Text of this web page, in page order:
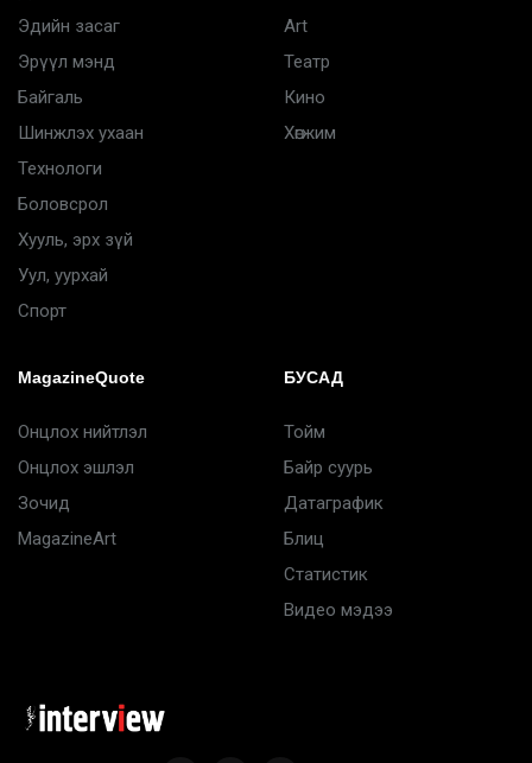
Эдийн засаг
Эрүүл мэнд
Байгаль
Шинжлэх ухаан
Технологи
Боловсрол
Хууль, эрх зүй
Уул, уурхай
Спорт
Art
Театр
Кино
Хөгжим
MagazineQuote
Онцлох нийтлэл
Онцлох эшлэл
Зочид
MagazineArt
БУСАД
Тойм
Байр суурь
Датаграфик
Блиц
Статистик
Видео мэдээ